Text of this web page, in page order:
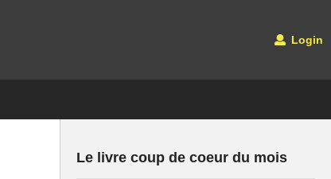
Login
Le livre coup de coeur du mois